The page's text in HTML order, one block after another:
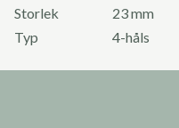
Storlek
23 mm
Typ
4-håls